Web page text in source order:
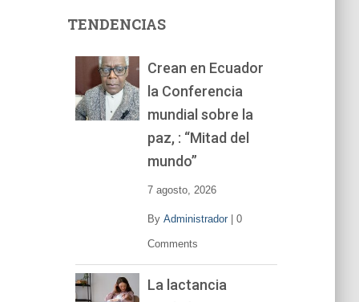
tTENDENCIAS
Crean en Ecuador
la Conferencia
mundial sobre la
paz, : “Mitad del
mundo”
7 agosto, 2026
By Administrador| 0
Comments
La lactancia